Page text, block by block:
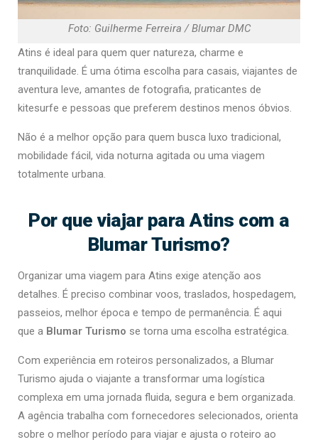
Foto: Guilherme Ferreira / Blumar DMC
Atins é ideal para quem quer natureza, charme e
tranquilidade. É uma ótima escolha para casais, viajantes de
aventura leve, amantes de fotografia, praticantes de
kitesurfe e pessoas que preferem destinos menos óbvios.
Não é a melhor opção para quem busca luxo tradicional,
mobilidade fácil, vida noturna agitada ou uma viagem
totalmente urbana.
Por que viajar para Atins com a
Blumar Turismo?
Organizar uma viagem para Atins exige atenção aos
detalhes. É preciso combinar voos, traslados, hospedagem,
passeios, melhor época e tempo de permanência. É aqui
que a Blumar Turismo se torna uma escolha estratégica.
Com experiência em roteiros personalizados, a Blumar
Turismo ajuda o viajante a transformar uma logística
complexa em uma jornada fluida, segura e bem organizada.
A agência trabalha com fornecedores selecionados, orienta
sobre o melhor período para viajar e ajusta o roteiro ao